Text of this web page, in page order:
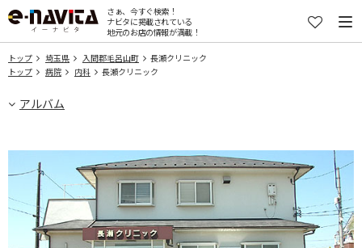
さぁ、今すぐ検索！
ナビタに掲載されている
地元のお店の情報が満載！
トップ 埼玉県 入間郡毛呂山町
長瀬クリニック
トップ
病院 内科 長瀬クリニック
アルバム